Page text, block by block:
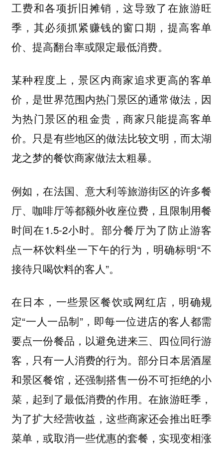
工费和各项折旧摊销，这导致了在旅游旺
季，其必须抓紧赚钱的窗口期，提高客单
价、提高翻台率或限定最低消费。
某种程度上，景区内商家追求更高的客单
价，是世界范围内热门景区的通常做法，因
为热门景区的租金贵，商家只能提高客单
价。只是有些地区的做法比较文明，而太湖
龙之梦的餐饮商家做法太粗暴。
例如，在法国、意大利等旅游街区的许多餐
厅、咖啡厅等都额外收座位费，且限制用餐
时间在1.5-2小时。部分餐厅为了防止游客
点一杯饮料坐一下午的行为，明确标明“不
接待只喝饮料的客人”。
在日本，一些景区餐饮或网红店，明确规
定“一人一品制”，即每一位进店的客人都需
要点一份餐品，以避免进来三、四位同行游
客，只有一人消费的行为。部分日本居酒屋
和景区餐馆，还强制搭售一份不可拒绝的小
菜，起到了最低消费的作用。在旅游旺季，
为了扩大经营收益，这些商家还会推出旺季
菜单，或取消一些优惠的套餐，实现变相涨